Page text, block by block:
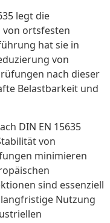
legt die
ortsfesten
hat sie in
von
nach dieser
Belastbarkeit und
DIN EN 15635
von
minimieren
sind essenziell
Nutzung